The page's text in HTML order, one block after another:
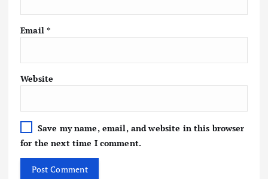
Email *
Website
Save my name, email, and website in this browser
for the next time I comment.